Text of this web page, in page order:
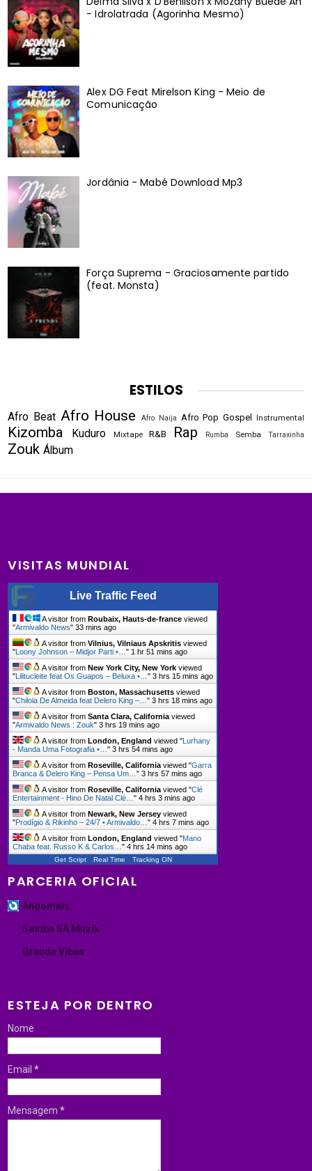
- Idrolatrada (Agorinha Mesmo)
Alex DG Feat Mirelson King - Meio de
Comunicação
Jordânia - Mabé Download Mp3
Força Suprema - Graciosamente partido
(feat. Monsta)
ESTILOS
Afro Beat Afro House Afro Naija Afro Pop Gospel Instrumental
Kizomba Kuduro Mixtape R&B Rap Rumba Semba Tarraxinha
Zouk Álbum
VISITAS MUNDIAL
Live Traffic Feed
A visitor from Roubaix, Hauts-de-france viewed
"Armivaldo News"33 mins ago
A visitor fromVilnius, Vilniaus Apskritis viewed
" Loony Johnson – Midjor Parti •…" 1 hr 51 mins ago
A visitor from New York City, New York viewed
" Lilitucleite feat Os Guapos – Beluxa •…"3 hrs 15 mins ago
A visitor from Boston, Massachusetts viewed
"Chilola De Almeida feat Delero King –…"3 hrs 18 mins ago
A visitor fromSanta Clara, California viewed
"Armivaldo News : Zouk"3 hrs 19 mins ago
A visitor from London, England viewed " Lurhany
- Manda Uma Fotografia •…"3 hrs 54 mins ago
A visitor from Roseville, California viewed "Garra
Branca & Delero King – Pensa Um…"3 hrs 57 mins ago
A visitor from Roseville, California viewed "Clé
Entertainment - Hino De Natal Clé…"4 hrs 3 mins ago
A visitor from Newark, New Jersey viewed
"Prodígio & Rikinho – 24/7 • Armivaldo…"4 hrs 7 mins ago
A visitor from London, England viewed "Mano
Chaba feat. Russo K & Carlos…"4 hrs 14 mins ago
Get Script Real Time Tracking ON
PARCERIA OFICIAL
Angomais
Samba SA Muzik
Granda Vibes
ESTEJA POR DENTRO
Nome
Email*
Mensagem*